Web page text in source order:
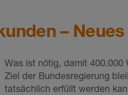
– Neues
Was ist nötig, damit 400.000
Ziel der Bundesregierung
tatsächlich erfüllt werden